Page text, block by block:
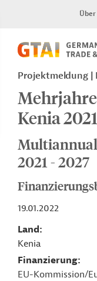
Über
Projektmeldung
Kenia
2021 - 2027
19.01.2022
Land
Kenia
Finanzierung
EU-Kommission/